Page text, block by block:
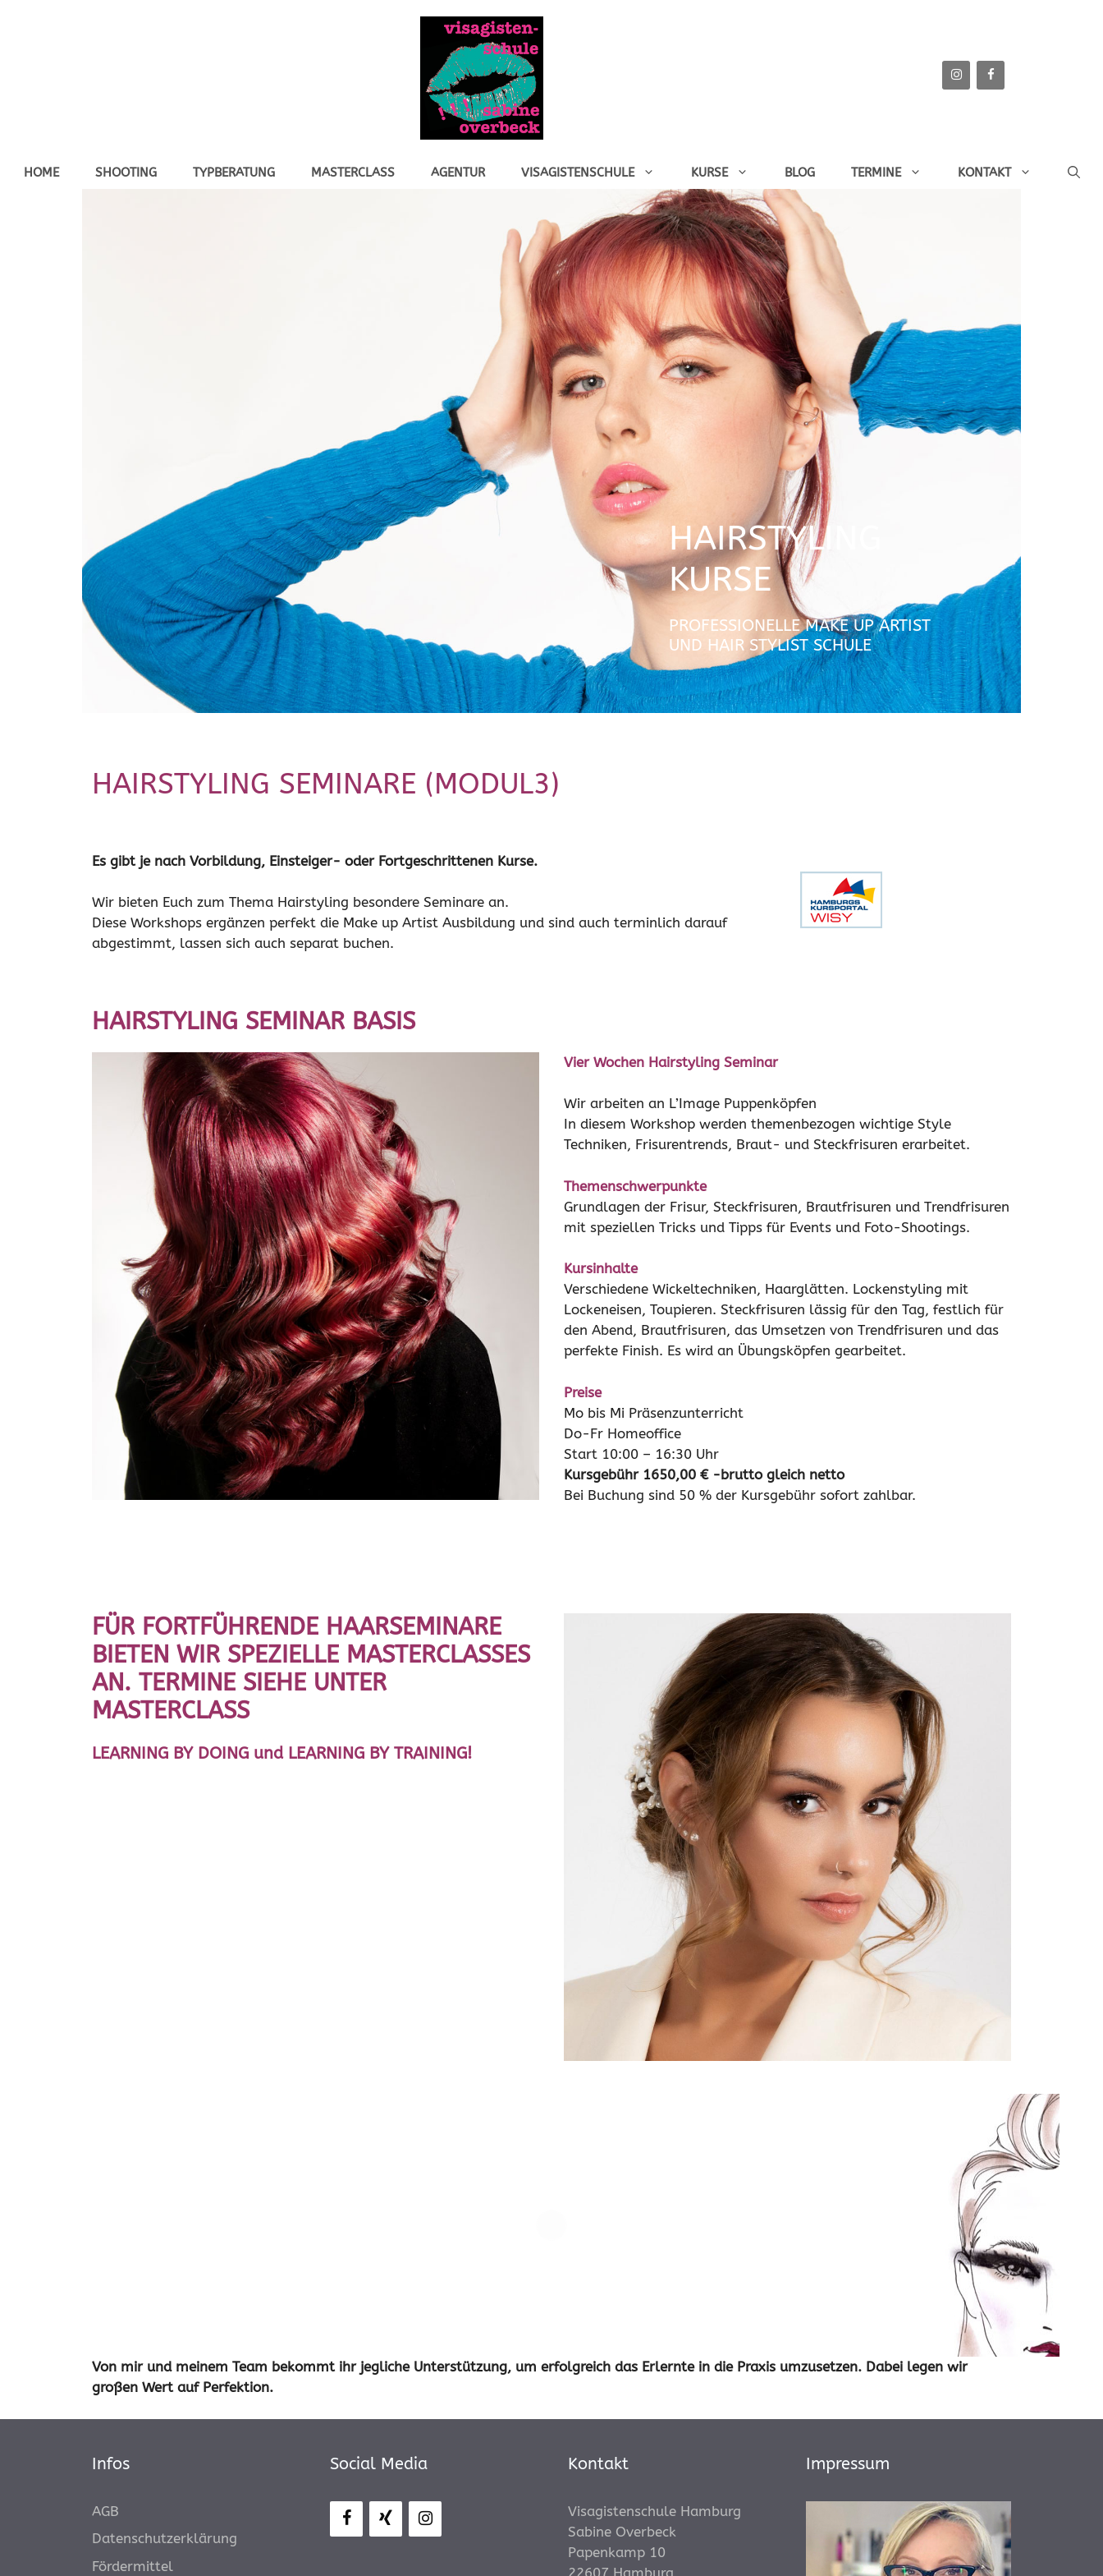
HOME SHOOTING TYPBERATUNG MASTERCLASS AGENTUR VISAGISTENSCHULE KURSE BLOG TERMINE KONTAKT
HAIRSTYLING
KURSE
PROFESSIONELLE MAKE UP ARTIST
UND HAIR STYLIST SCHULE
HAIRSTYLING SEMINARE (MODUL3)
Es gibt je nach Vorbildung, Einsteiger- oder Fortgeschrittenen Kurse.
Wir bieten Euch zum Thema Hairstyling besondere Seminare an.
Diese Workshops ergänzen perfekt die Make up Artist Ausbildung und sind auch terminlich darauf
abgestimmt, lassen sich auch separat buchen.
HAIRSTYLING SEMINAR BASIS
Vier Wochen Hairstyling Seminar
Wir arbeiten an L’Image Puppenköpfen
In diesem Workshop werden themenbezogen wichtige Style
Techniken, Frisurentrends, Braut- und Steckfrisuren erarbeitet.
Themenschwerpunkte
Grundlagen der Frisur, Steckfrisuren, Brautfrisuren und Trendfrisuren
mit speziellen Tricks und Tipps für Events und Foto-Shootings.
Kursinhalte
Verschiedene Wickeltechniken, Haarglätten. Lockenstyling mit
Lockeneisen, Toupieren. Steckfrisuren lässig für den Tag, festlich für
den Abend, Brautfrisuren, das Umsetzen von Trendfrisuren und das
perfekte Finish. Es wird an Übungsköpfen gearbeitet.
Preise
Mo bis Mi Präsenzunterricht
Do-Fr Homeoffice
Start 10:00 – 16:30 Uhr
Kursgebühr 1650,00 € -brutto gleich netto
Bei Buchung sind 50 % der Kursgebühr sofort zahlbar.
FÜR FORTFÜHRENDE HAARSEMINARE
BIETEN WIR SPEZIELLE MASTERCLASSES
AN. TERMINE SIEHE UNTER
MASTERCLASS
LEARNING BY DOING und LEARNING BY TRAINING!
Von mir und meinem Team bekommt ihr jegliche Unterstützung, um erfolgreich das Erlernte in die Praxis umzusetzen. Dabei legen wir
großen Wert auf Perfektion.
Infos
AGB
Datenschutzerklärung
Fördermittel
Social Media Kontakt
Visagistenschule Hamburg
Sabine Overbeck
Papenkamp 10
22607 Hamburg
Impressum